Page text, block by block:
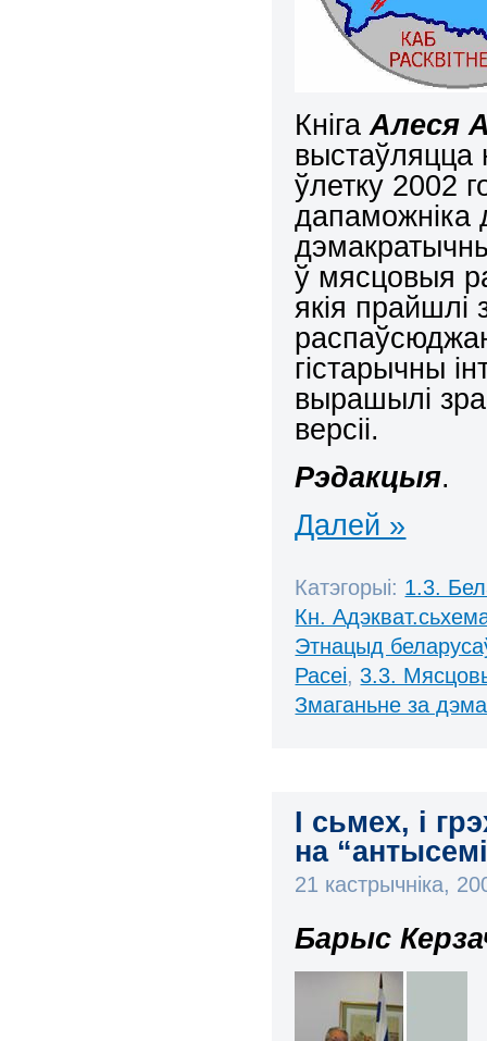
КнігаАлеся
ўлетку 2002
дапаможніка
ў мясцовыя
якія прайшлі
гістарычны
вырашылі
версіі.
Рэдакцыя.
Далей »
Катэгорыі: 1.3.
Кн.
Этнацыд
Расеі, 3.3.
Змаганьне за
І сьмех, і
на
21 кастрычніка,
Барыс